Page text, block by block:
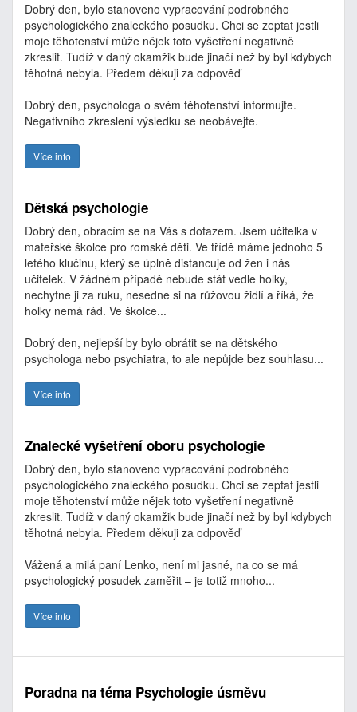
Dobrý den, bylo stanoveno vypracování podrobného
psychologického znaleckého posudku. Chci se zeptat jestli
moje těhotenství může nějek toto vyšetření negativně
zkreslit. Tudíž v daný okamžik bude jinačí než by byl kdybych
těhotná nebyla. Předem děkuji za odpověď
Dobrý den, psychologa o svém těhotenství informujte.
Negativního zkreslení výsledku se neobávejte.
Více info
Dětská psychologie
Dobrý den, obracím se na Vás s dotazem. Jsem učitelka v
mateřské školce pro romské děti. Ve třídě máme jednoho 5
letého klučinu, který se úplně distancuje od žen i nás
učitelek. V žádném případě nebude stát vedle holky,
nechytne ji za ruku, nesedne si na růžovou židlí a říká, že
holky nemá rád. Ve školce...
Dobrý den, nejlepší by bylo obrátit se na dětského
psychologa nebo psychiatra, to ale nepůjde bez souhlasu...
Více info
Znalecké vyšetření oboru psychologie
Dobrý den, bylo stanoveno vypracování podrobného
psychologického znaleckého posudku. Chci se zeptat jestli
moje těhotenství může nějek toto vyšetření negativně
zkreslit. Tudíž v daný okamžik bude jinačí než by byl kdybych
těhotná nebyla. Předem děkuji za odpověď
Vážená a milá paní Lenko, není mi jasné, na co se má
psychologický posudek zaměřit – je totiž mnoho...
Více info
Poradna na téma Psychologie úsměvu